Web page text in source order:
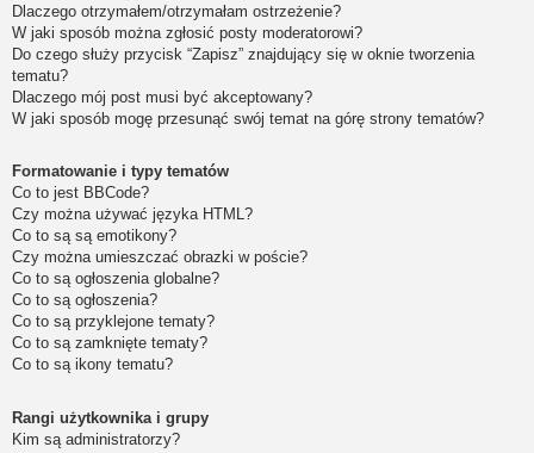
Dlaczego otrzymałem/otrzymałam ostrzeżenie?
W jaki sposób można zgłosić posty moderatorowi?
Do czego służy przycisk “Zapisz” znajdujący się w oknie tworzenia
tematu?
Dlaczego mój post musi być akceptowany?
W jaki sposób mogę przesunąć swój temat na górę strony tematów?
Formatowanie i typy tematów
Co to jest BBCode?
Czy można używać języka HTML?
Co to są są emotikony?
Czy można umieszczać obrazki w poście?
Co to są ogłoszenia globalne?
Co to są ogłoszenia?
Co to są przyklejone tematy?
Co to są zamknięte tematy?
Co to są ikony tematu?
Rangi użytkownika i grupy
Kim są administratorzy?